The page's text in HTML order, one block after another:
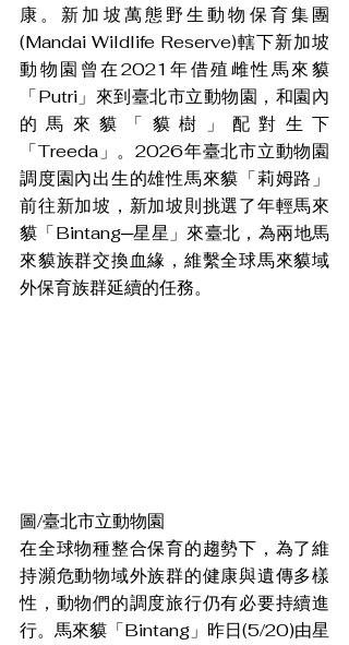
康。新加坡萬態野生動物保育集團
(Mandai Wildlife Reserve)轄下新加坡
動物園曾在2021年借殖雌性馬來貘
「Putri」來到臺北市立動物園，和園內
的馬來貘「貘樹」配對生下
「Treeda」。2026年臺北市立動物園
調度園內出生的雄性馬來貘「莉姆路」
前往新加坡，新加坡則挑選了年輕馬來
貘「Bintang─星星」來臺北，為兩地馬
來貘族群交換血緣，維繫全球馬來貘域
外保育族群延續的任務。
圖/臺北市立動物園
在全球物種整合保育的趨勢下，為了維
持瀕危動物域外族群的健康與遺傳多樣
性，動物們的調度旅行仍有必要持續進
行。馬來貘「Bintang」昨日(5/20)由星